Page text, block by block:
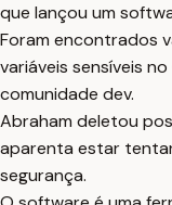
que lançou um
Foram encontrados
variáveis sensíveis
comunidade dev.
Abraham deletou
aparenta estar
segurança.